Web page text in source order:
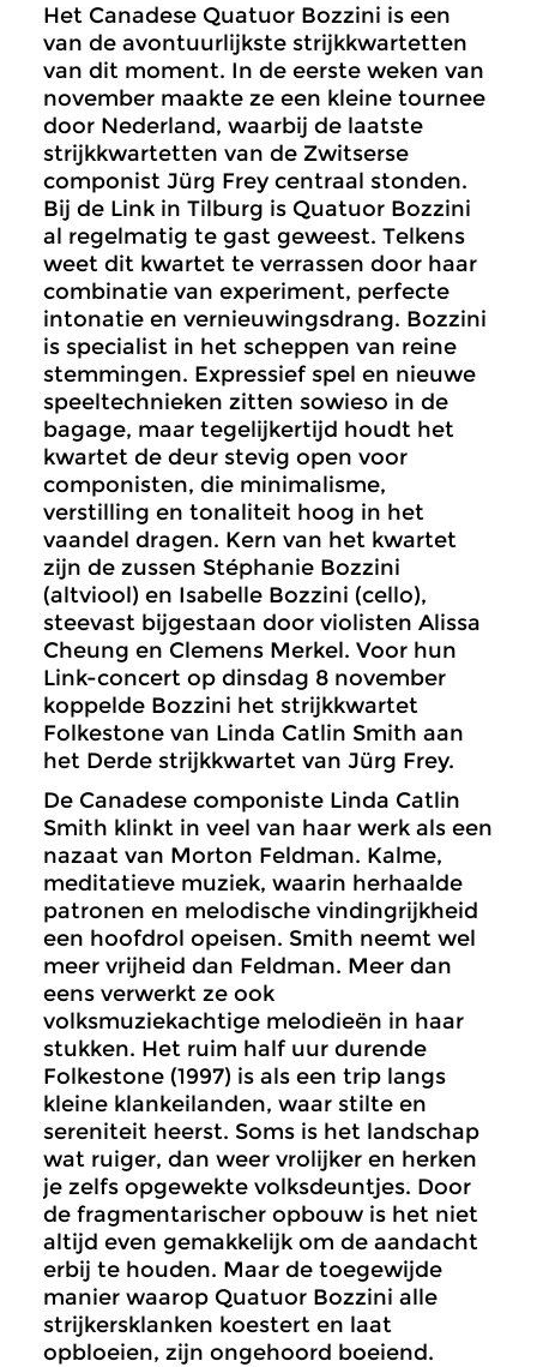
Het Canadese Quatuor Bozzini is een
van de avontuurlijkste strijkkwartetten
van dit moment. In de eerste weken van
november maakte ze een kleine tournee
door Nederland, waarbij de laatste
strijkkwartetten van de Zwitserse
componist Jürg Frey centraal stonden.
Bij de Link in Tilburg is Quatuor Bozzini
al regelmatig te gast geweest. Telkens
weet dit kwartet te verrassen door haar
combinatie van experiment, perfecte
intonatie en vernieuwingsdrang. Bozzini
is specialist in het scheppen van reine
stemmingen. Expressief spel en nieuwe
speeltechnieken zitten sowieso in de
bagage, maar tegelijkertijd houdt het
kwartet de deur stevig open voor
componisten, die minimalisme,
verstilling en tonaliteit hoog in het
vaandel dragen. Kern van het kwartet
zijn de zussen Stéphanie Bozzini
(altviool) en Isabelle Bozzini (cello),
steevast bijgestaan door violisten Alissa
Cheung en Clemens Merkel. Voor hun
Link-concert op dinsdag 8 november
koppelde Bozzini het strijkkwartet
Folkestone van Linda Catlin Smith aan
het Derde strijkkwartet van Jürg Frey.
De Canadese componiste Linda Catlin
Smith klinkt in veel van haar werk als een
nazaat van Morton Feldman. Kalme,
meditatieve muziek, waarin herhaalde
patronen en melodische vindingrijkheid
een hoofdrol opeisen. Smith neemt wel
meer vrijheid dan Feldman. Meer dan
eens verwerkt ze ook
volksmuziekachtige melodieën in haar
stukken. Het ruim half uur durende
Folkestone (1997) is als een trip langs
kleine klankeilanden, waar stilte en
sereniteit heerst. Soms is het landschap
wat ruiger, dan weer vrolijker en herken
je zelfs opgewekte volksdeuntjes. Door
de fragmentarischer opbouw is het niet
altijd even gemakkelijk om de aandacht
erbij te houden. Maar de toegewijde
manier waarop Quatuor Bozzini alle
strijkersklanken koestert en laat
opbloeien, zijn ongehoord boeiend.